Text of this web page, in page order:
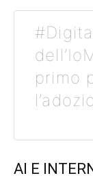
primo
AI E